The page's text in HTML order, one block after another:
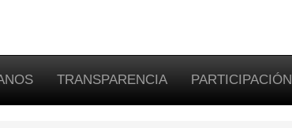
TRANSPARENCIA PARTICIPACIÓN